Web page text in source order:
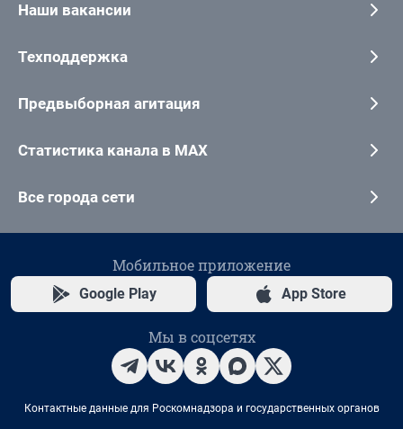
Наши вакансии
Техподдержка
Предвыборная агитация
Статистика канала в MAX
Все города сети
Мобильное приложение
Google Play App Store
Мы в соцсетях
Контактные данные для Роскомнадзора и государственных органов